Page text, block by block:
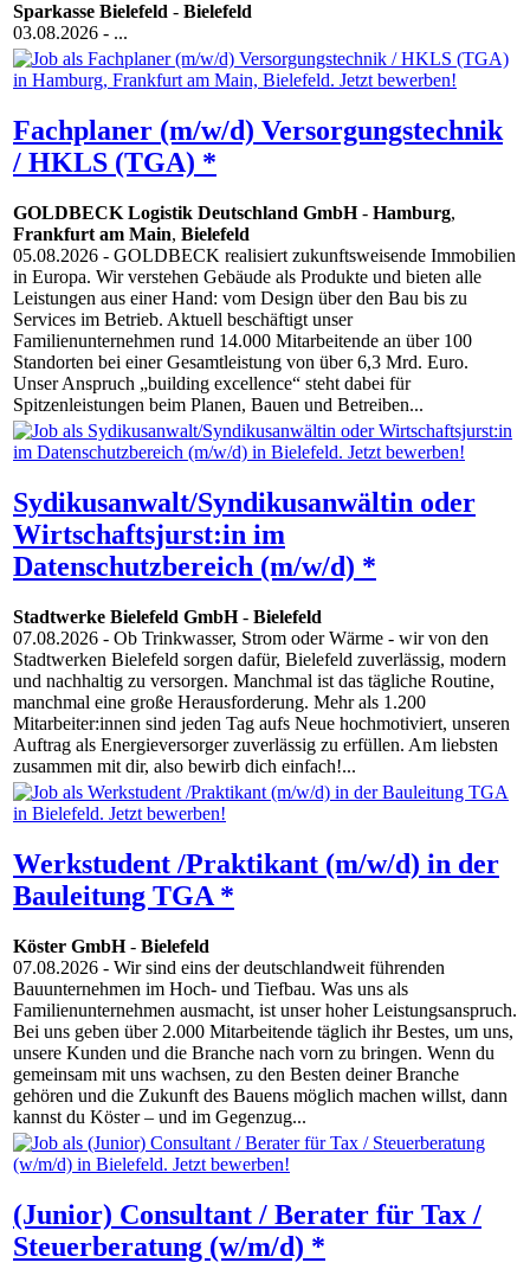
Sparkasse Bielefeld - Bielefeld
03.08.2026 - ...
Fachplaner (m/w/d) Versorgungstechnik
/ HKLS (TGA) *
GOLDBECK Logistik Deutschland GmbH- Hamburg,
Frankfurt am Main, Bielefeld
05.08.2026 - GOLDBECK realisiert zukunftsweisende Immobilien
in Europa. Wir verstehen Gebäude als Produkte und bieten alle
Leistungen aus einer Hand: vom Design über den Bau bis zu
Services im Betrieb. Aktuell beschäftigt unser
Familienunternehmen rund 14.000 Mitarbeitende an über 100
Standorten bei einer Gesamtleistung von über 6,3 Mrd. Euro.
Unser Anspruch „building excellence“ steht dabei für
Spitzenleistungen beim Planen, Bauen und Betreiben...
Sydikusanwalt/Syndikusanwältin oder
Wirtschaftsjurst:in im
Datenschutzbereich (m/w/d) *
Stadtwerke Bielefeld GmbH- Bielefeld
07.08.2026 - Ob Trinkwasser, Strom oder Wärme - wir von den
Stadtwerken Bielefeld sorgen dafür, Bielefeld zuverlässig, modern
und nachhaltig zu versorgen. Manchmal ist das tägliche Routine,
manchmal eine große Herausforderung. Mehr als 1.200
Mitarbeiter:innen sind jeden Tag aufs Neue hochmotiviert, unseren
Auftrag als Energieversorger zuverlässig zu erfüllen. Am liebsten
zusammen mit dir, also bewirb dich einfach!...
Werkstudent /Praktikant (m/w/d) in der
Bauleitung TGA *
Köster GmbH- Bielefeld
07.08.2026 - Wir sind eins der deutschlandweit führenden
Bauunternehmen im Hoch- und Tiefbau. Was uns als
Familienunternehmen ausmacht, ist unser hoher Leistungsanspruch.
Bei uns geben über 2.000 Mitarbeitende täglich ihr Bestes, um uns,
unsere Kunden und die Branche nach vorn zu bringen. Wenn du
gemeinsam mit uns wachsen, zu den Besten deiner Branche
gehören und die Zukunft des Bauens möglich machen willst, dann
kannst du Köster – und im Gegenzug...
(Junior) Consultant / Berater für Tax /
Steuerberatung (w/m/d) *